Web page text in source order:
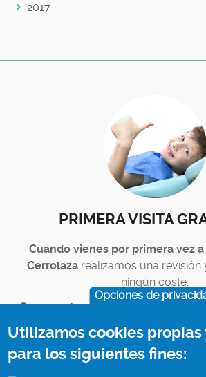
2017
PRIMERA VISITA
Cuando vienes por primera vez
Cerrolazarealizamos una revisión
ningún coste.
Con nuestro diagnóstico y
Opciones de
Utilizamos cookies propias
para los siguientes fines: